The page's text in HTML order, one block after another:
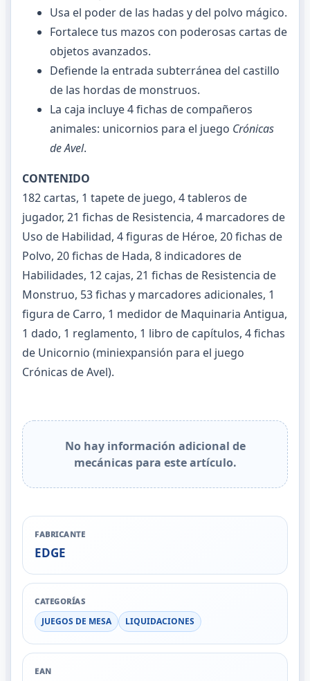
Usa el poder de las hadas y del polvo mágico.
Fortalece tus mazos con poderosas cartas de
objetos avanzados.
Defiende la entrada subterránea del castillo
de las hordas de monstruos.
La caja incluye 4 fichas de compañeros
animales: unicornios para el juego Crónicas
de Avel.
CONTENIDO
182 cartas, 1 tapete de juego, 4 tableros de
jugador, 21 fichas de Resistencia, 4 marcadores de
Uso de Habilidad, 4 figuras de Héroe, 20 fichas de
Polvo, 20 fichas de Hada, 8 indicadores de
Habilidades, 12 cajas, 21 fichas de Resistencia de
Monstruo, 53 fichas y marcadores adicionales, 1
figura de Carro, 1 medidor de Maquinaria Antigua,
1 dado, 1 reglamento, 1 libro de capítulos, 4 fichas
de Unicornio (miniexpansión para el juego
Crónicas de Avel).
No hay información adicional de
mecánicas para este artículo.
FABRICANTE
EDGE
CATEGORÍAS
JUEGOS DE MESA LIQUIDACIONES
EAN